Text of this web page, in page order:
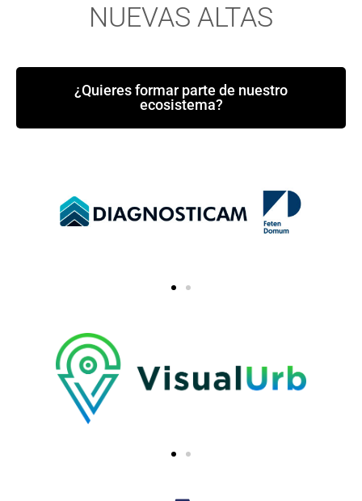
NUEVAS ALTAS
¿Quieres formar parte de nuestro
ecosistema?